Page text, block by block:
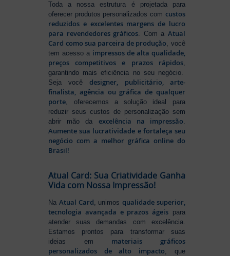
Toda a nossa estrutura é projetada para
oferecer produtos personalizados com custos
reduzidos e excelentes margens de lucro
para revendedores gráficos. Com a Atual
Card como sua parceira de produção, você
tem acesso a impressos de alta qualidade,
preços competitivos e prazos rápidos,
garantindo mais eficiência no seu negócio.
Seja vocêdesigner, publicitário, arte-
finalista, agência ou gráfica de qualquer
porte, oferecemos a solução ideal para
reduzir seus custos de personalização sem
abrir mão da excelência na impressão.
Aumente sua lucratividade e fortaleça seu
negócio com a melhor gráfica online do
Brasil!
Atual Card: Sua Criatividade Ganha
Vida com Nossa Impressão!
Na Atual Card , unimos qualidade superior,
tecnologia avançada e prazos ágeispara
atender suas demandas com excelência.
Estamos prontos para transformar suas
ideias em materiais gráficos
personalizados de alto impacto , que